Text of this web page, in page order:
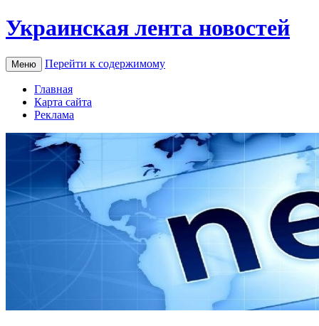
Украинская лента новостей
Меню Перейти к содержимому
Главная
Карта сайта
Реклама